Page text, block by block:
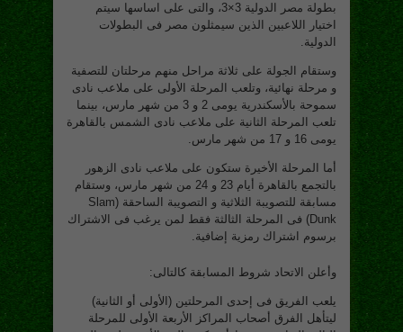
بطولة مصر الدولية 3×3، والتى على اساسها سيتم
اختيار اللاعبين الذين سيمثلون مصر فى البطولات
الدولية.
وستقام الجولة على ثلاثة مراحل منهم مرحلتان للتصفية
و مرحلة نهائية، وتلعب المرحلة الأولى على ملاعب نادى
سموحة بالأسكندرية يومى 2 و 3 من شهر مارس، بينما
تلعب المرحلة الثانية على ملاعب نادى الشمس بالقاهرة
يومى 16 و 17 من شهر مارس.
أما المرحلة الأخيرة ستكون على ملاعب نادى الزهور
بالتجمع بالقاهرة أيام 23 و 24 من شهر مارس، وستقام
مسابقة للتصويبة الثلاثية و التصويبة الساحقة (Slam
Dunk) فى المرحلة الثالثة فقط لمن يرغب فى الاشتراك
برسوم اشتراك رمزية إضافية.
وأعلن الاتحاد شروط المسابقة كالتالى:
يلعب الفريق فى إحدى المرحلتين (الأولى أو الثانية)
ليتأهل الفرق أصحاب المراكز الأربعة الأولى للمرحلة